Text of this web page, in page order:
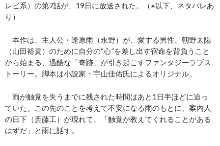
レビ系）の第7話が、19日に放送された。（※以下、ネタバレあ
り）
本作は、主人公・逢原雨（永野）が、愛する男性、朝野太陽
（山田裕貴）のために自分の“心”を差し出す宿命を背負うこと
から始まる、過酷な「奇跡」が引き起こすファンタジーラブス
トーリー。脚本は小説家・宇山佳佑氏によるオリジナル。
雨が触覚を失うまでに残された時間はあと1日半ほどに迫っ
ていた。この先のことを考えて不安になる雨のもとに、案内人
の日下（斎藤工）が現れて、「触覚が教えてくれることがある
はずだ」と雨に話す。